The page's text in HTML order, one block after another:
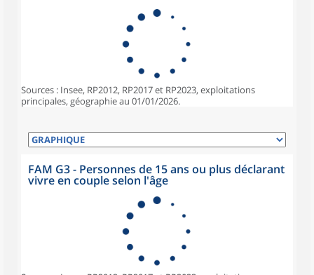
Sources : Insee, RP2012, RP2017 et RP2023, exploitations
principales, géographie au 01/01/2026.
FAM G3 - Personnes de 15 ans ou plus déclarant
vivre en couple selon l'âge